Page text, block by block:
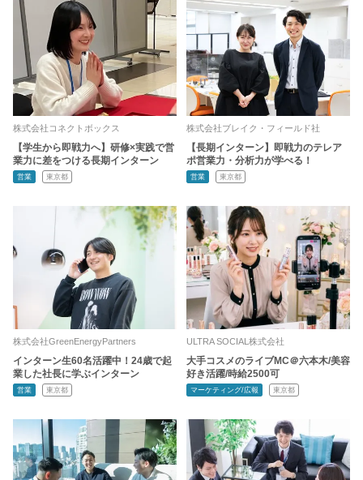
株式会社コネクトボックス
【学生から即戦力へ】研修×実践で営
業力に差をつける長期インターン
営業 東京都
株式会社ブレイク・フィールド社
【長期インターン】即戦力のテレア
ポ営業力・分析力が学べる！
営業 東京都
株式会社GreenEnergyPartners
インターン生60名活躍中！24歳で起
業した社長に学ぶインターン
営業 東京都
ULTRA SOCIAL株式会社
大手コスメのライブMC＠六本木/美容
好き活躍/時給2500可
マーケティング/広報 東京都